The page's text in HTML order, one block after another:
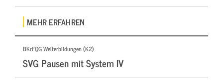
MEHR ERFAHREN
BKrFQG Weiterbildungen (K2)
SVG Pausen mit System IV